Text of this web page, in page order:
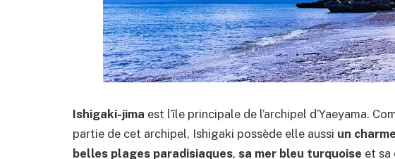
Ishigaki-jima est l’île principale de l’archipel d’Yaeyama.
partie de cet archipel, Ishigaki possède elle aussi un
belles plages paradisiaques, sa mer bleu turquoise et sa